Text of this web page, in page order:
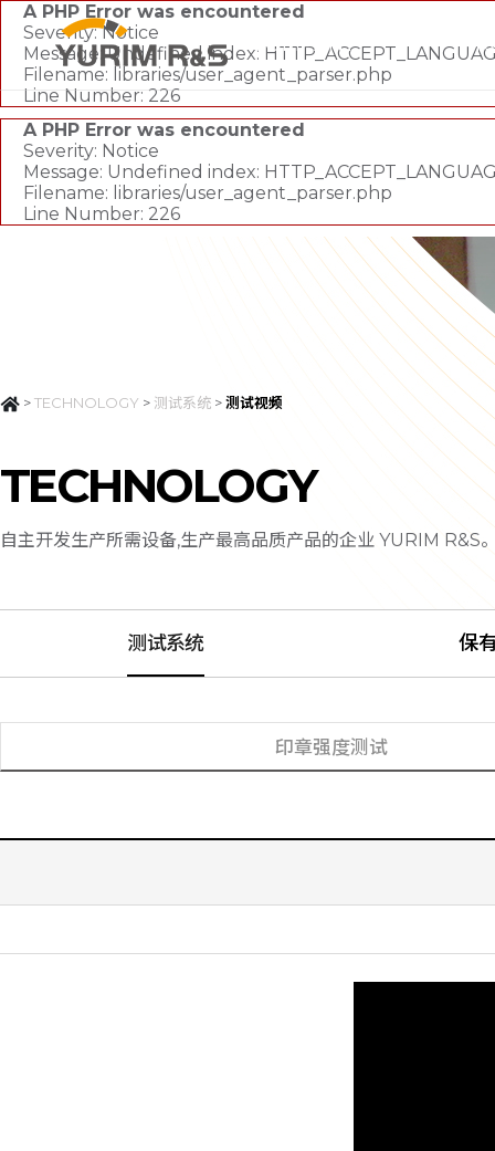
A PHP Error was encountered
Severity: Notice
Message: Undefined index:
Filename: libraries/user_agent_parser.php
Line Number: 226
A PHP Error was encountered
Severity: Notice
Message: Undefined index:
Filename: libraries/user_agent_parser.php
Line Number: 226
COMPANY
>TECHNOLOGY > 测试系统 >测试视频
TECHNOLOGY
自主开发生产所需设备,生产最高品质产品的企业 YURIM R&S
测试系统 保
印章强度测试